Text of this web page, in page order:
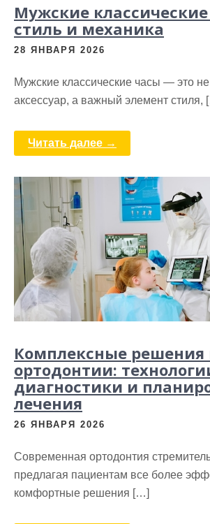
Мужские
стиль и механика
28 ЯНВАРЯ 2026
Мужские классические часы — это
аксессуар, а важный элемент стиля,
Читать далее →
Комплексные решения
ортодонтии:
диагностики и
лечения
26 ЯНВАРЯ 2026
Современная ортодонтия
предлагая пациентам все более
комфортные решения […]